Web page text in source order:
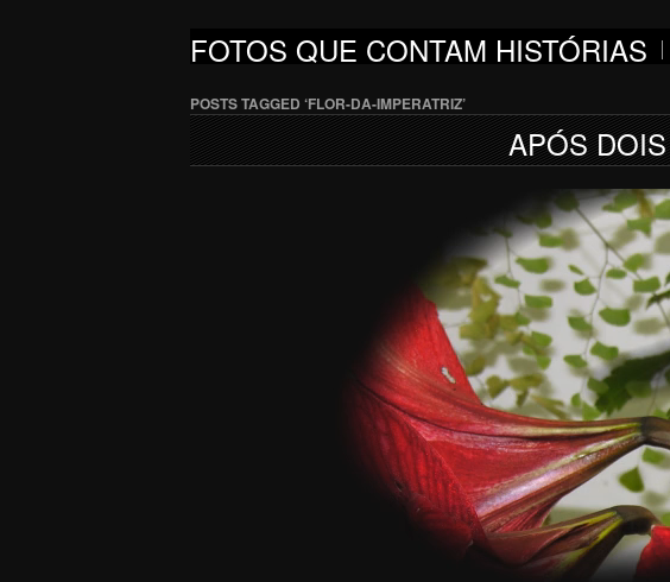
FOTOS QUE CONTAM HISTÓRIAS
POSTS TAGGED ‘FLOR-DA-IMPERATRIZ’
APÓS